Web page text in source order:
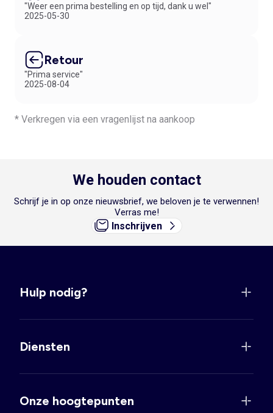
"Weer een prima bestelling en op tijd, dank u wel"
2025-05-30
Retour
"Prima service"
2025-08-04
* Verkregen via een vragenlijst na aankoop
We houden contact
Schrijf je in op onze nieuwsbrief, we beloven je te verwennen!
Verras me!
Inschrijven
Hulp nodig?
Diensten
Onze hoogtepunten